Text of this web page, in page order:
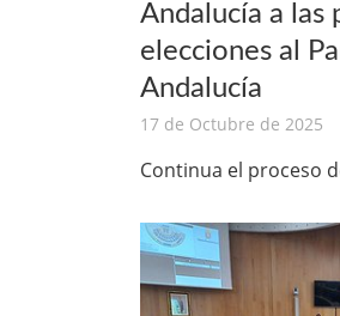
Andalucía a las
elecciones al
Andalucía
17 de Octubre de 2025
Continua el proceso